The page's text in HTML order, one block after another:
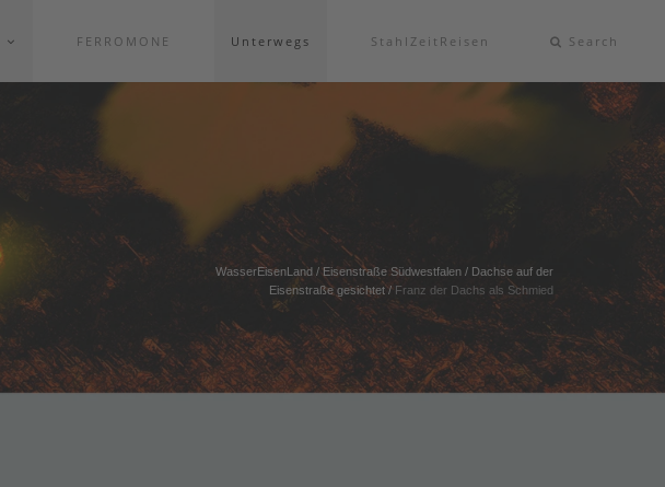
FERROMONE Unterwegs StahlZeitReisen Search
WasserEisenLand / Eisenstraße Südwestfalen / Dachse auf der
Eisenstraße gesichtet/ Franz der Dachs als Schmied